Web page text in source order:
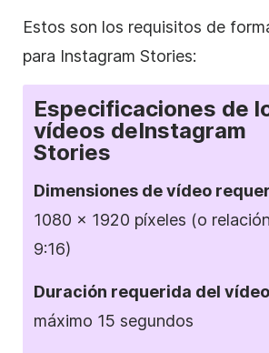
Estos son los requisitos de
para Instagram Stories:
Especificaciones de
vídeos deInstagram
Stories
Dimensiones devídeo
1080 x 1920 píxeles (o
9:16)
Duración requerida del
máximo 15 segundos